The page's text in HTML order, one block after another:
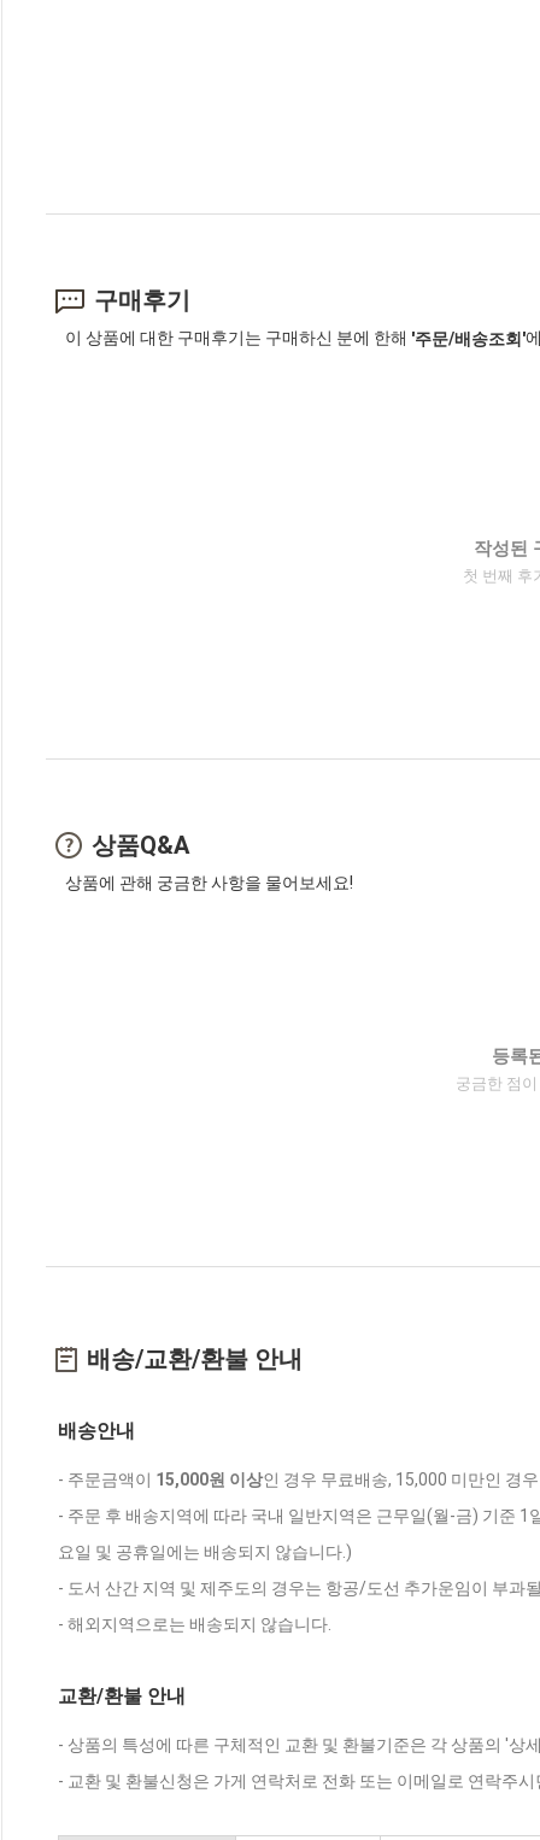
구매후기
이 상품에 대한 구매후기는 구매하신 분에 한해 '주문/배송조회'
작성된
첫 번째 후
상품Q&A
상품에 관해 궁금한 사항을 물어보세요!
등록
궁금한 점
배송/교환/환불 안내
배송안내
- 주문금액이 15,000원 이상인 경우 무료배송, 15,000 미만인 경
- 주문 후 배송지역에 따라 국내 일반지역은 근무일(월-금) 기준
요일 및 공휴일에는 배송되지 않습니다.)
- 도서 산간 지역 및 제주도의 경우는 항공/도선 추가운임이 부과
- 해외지역으로는 배송되지 않습니다.
교환/환불 안내
- 상품의 특성에 따른 구체적인 교환 및 환불기준은 각 상품의 '상
- 교환 및 환불신청은 가게 연락처로 전화 또는 이메일로 연락주